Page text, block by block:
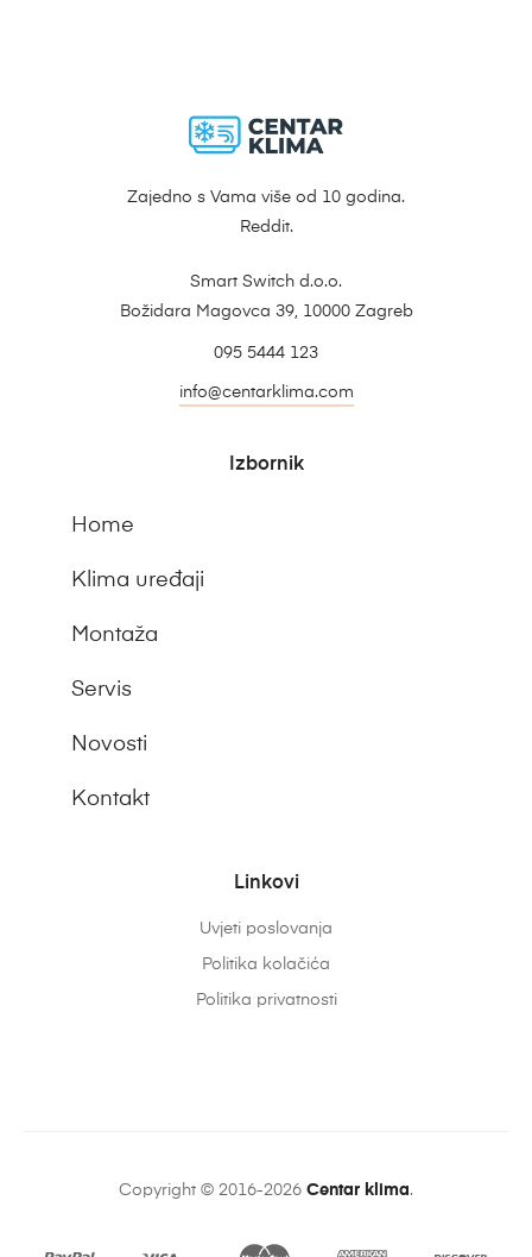
Zajedno s Vama više od 10 godina.
Reddit.
Smart Switch d.o.o.
Božidara Magovca 39, 10000 Zagreb
095 5444 123
info@centarklima.com
Izbornik
Home
Klima uređaji
Montaža
Servis
Novosti
Kontakt
Linkovi
Uvjeti poslovanja
Politika kolačića
Politika privatnosti
Copyright © 2016-2026 Centar klima.